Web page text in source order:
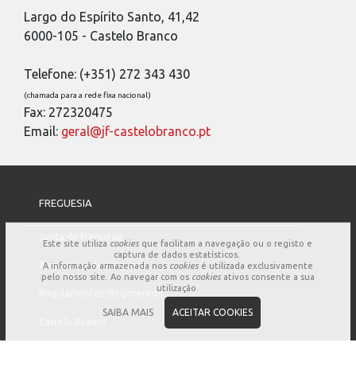
Este site utiliza cookies que facilitam a navegação ou o registo e
captura de dados estatísticos.
A informação armazenada nos cookiesé utilizada exclusivamente
pelo nosso site. Ao navegar com os cookiesativos consente a sua
utilização.
SAIBA MAIS ACEITAR COOKIES
Largo do Espírito Santo, 41,42
6000-105 - Castelo Branco
Telefone: (+351) 272 343 430
(chamada para a rede fixa nacional)
Fax: 272320475
Email: geral@jf-castelobranco.pt
FREGUESIA
Assembleia de Freguesia
Regulamentos/Regimentos